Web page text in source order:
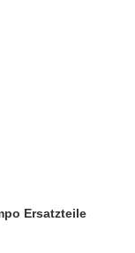
Ersatzteile